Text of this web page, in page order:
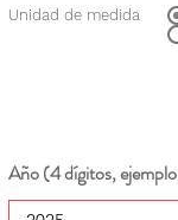
Unidad de medida
Año (4 dígitos,